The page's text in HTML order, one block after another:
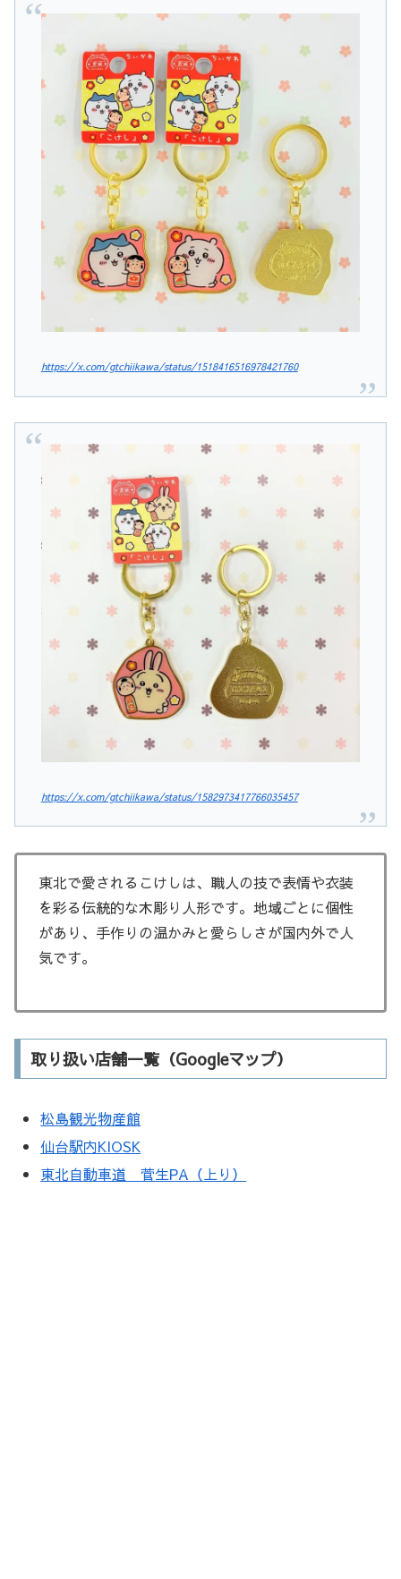
https://x.com/gtchiikawa/status/1518416516978421760
https://x.com/gtchiikawa/status/1582973417766035457
東北で愛されるこけしは、職人の技で表情や衣装
を彩る伝統的な木彫り人形です。地域ごとに個性
があり、手作りの温かみと愛らしさが国内外で人
気です。
取り扱い店舗一覧（Googleマップ）
松島観光物産館
仙台駅内KIOSK
東北自動車道 菅生PA（上り）